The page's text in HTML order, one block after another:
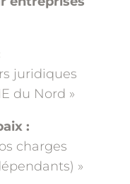
juridiques
du Nord »
:
charges
»